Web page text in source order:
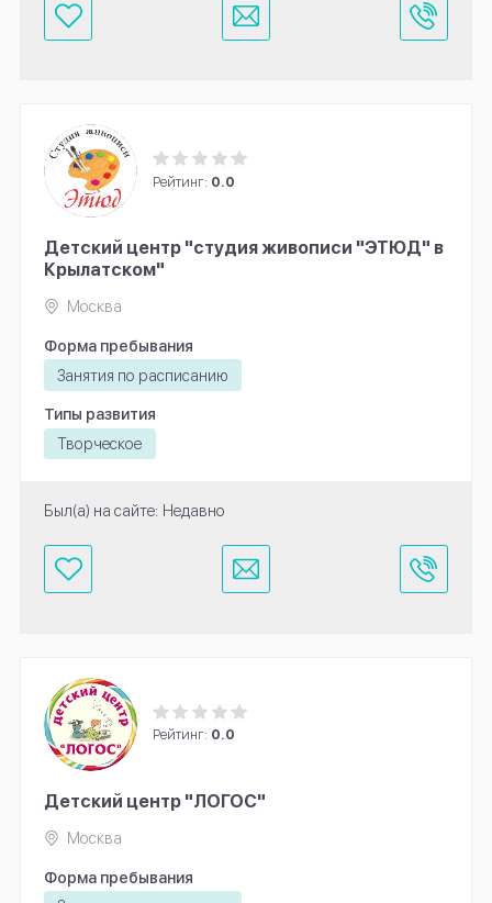
Рейтинг: 0.0
Детский центр "студия живописи "ЭТЮД" в
Крылатском"
Москва
Форма пребывания
Занятия по расписанию
Типы развития
Творческое
Был(а) на сайте: Недавно
Рейтинг: 0.0
Детский центр "ЛОГОС"
Москва
Форма пребывания